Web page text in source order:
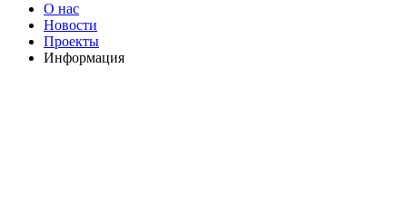
О нас
Новости
Проекты
Информация